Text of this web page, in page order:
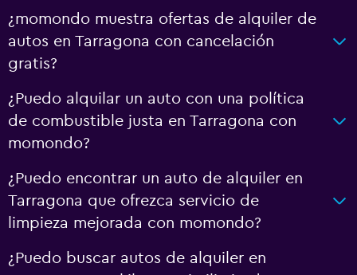
¿momondo muestra ofertas de alquiler de
autos en Tarragona con cancelación
gratis?
¿Puedo alquilar un auto con una política
de combustible justa en Tarragona con
momondo?
¿Puedo encontrar un auto de alquiler en
Tarragona que ofrezca servicio de
limpieza mejorada con momondo?
¿Puedo buscar autos de alquiler en